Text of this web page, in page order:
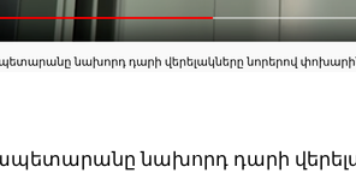
նախորդ դարի